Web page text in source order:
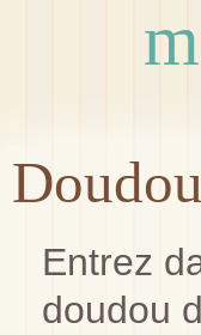
Entrez
doudou